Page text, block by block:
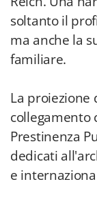
soltanto il
ma anche la
familiare.
La proiezione
collegamento
Prestinenza
dedicati
e